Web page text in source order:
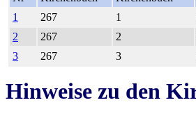
1
267 1
2
267 2
3
267 3
Hinweise zu den